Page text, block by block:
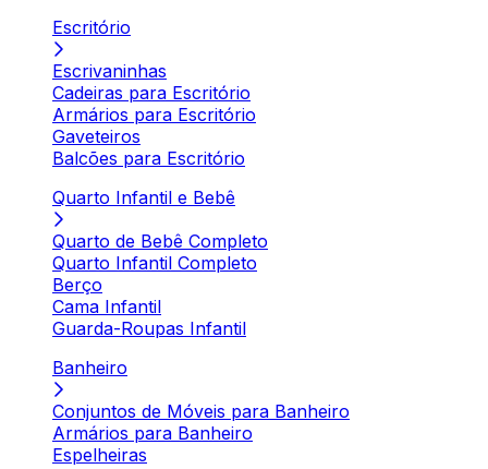
Escritório
Escrivaninhas
Cadeiras para Escritório
Armários para Escritório
Gaveteiros
Balcões para Escritório
Quarto Infantil e Bebê
Quarto de Bebê Completo
Quarto Infantil Completo
Berço
Cama Infantil
Guarda-Roupas Infantil
Banheiro
Conjuntos de Móveis para Banheiro
Armários para Banheiro
Espelheiras